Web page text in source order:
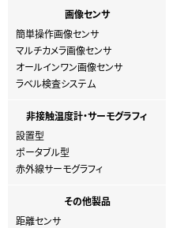
画像センサ
簡単操作画像センサ
マルチカメラ画像センサ
オールインワン画像センサ
ラベル検査システム
非接触温度計・サーモグラフィ
設置型
ポータブル型
赤外線サーモグラフィ
その他製品
距離センサ